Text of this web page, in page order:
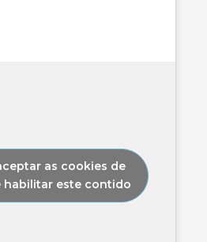
as cookies de
habilitar este contido